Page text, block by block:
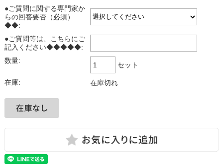
●ご質問に関する専門家か
らの回答要否（必須）
◆◆:
●ご質問等は、こちらにご
記入ください◆◆◆◆◆:
数量:
セット
在庫: 在庫切れ